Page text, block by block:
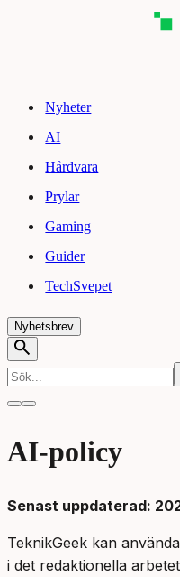
Nyheter
AI
Hårdvara
Prylar
Gaming
Guider
TechSvepet
Nyhetsbrev
AI-policy
Senast uppdaterad:
TeknikGeek kan
i det redaktionella